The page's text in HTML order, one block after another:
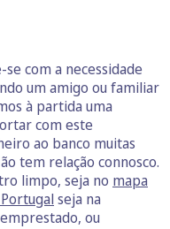
com a necessidade
um amigo ou familiar
à partida uma
com este
ao banco muitas
tem relação connosco.
limpo, seja no mapa
seja na
ou